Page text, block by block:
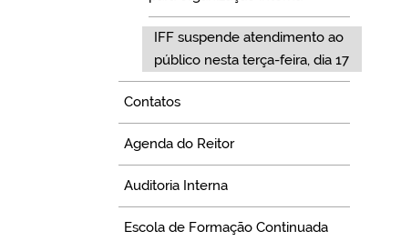
IFF suspende atendimento ao
público nesta terça-feira, dia 17
Contatos
Agenda do Reitor
Auditoria Interna
Escola de Formação Continuada